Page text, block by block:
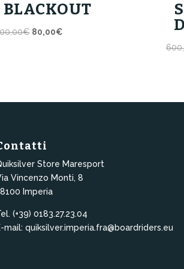
BLACKOUT
€ Il
80,00€
Store Maresport
Vincenzo Monti, 8
Imperia
(+39) 0183.27.23.04
mail: quiksilver.imperia.fra@boardriders.eu